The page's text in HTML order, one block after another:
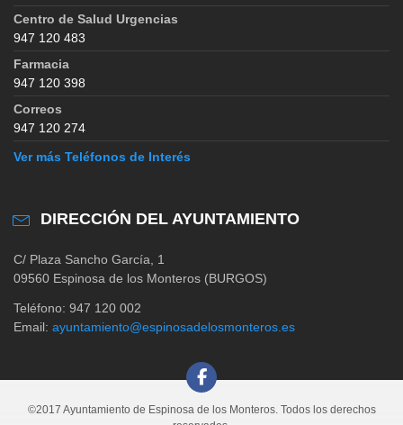
Centro de Salud Urgencias
947 120 483
Farmacia
947 120 398
Correos
947 120 274
Ver más Teléfonos de Interés
DIRECCIÓN DEL AYUNTAMIENTO
C/ Plaza Sancho García, 1
09560 Espinosa de los Monteros (BURGOS)
Teléfono: 947 120 002
Email: ayuntamiento@espinosadelosmonteros.es
©2017 Ayuntamiento de Espinosa de los Monteros. Todos los derechos